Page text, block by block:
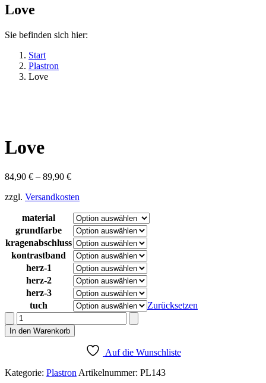
Love
Sie befinden sich hier:
Start
Plastron
Love
Love
84,90 € – 89,90 €
zzgl. Versandkosten
material
grundfarbe
kragenabschluss
kontrastband
herz-1
herz-2
herz-3
tuch
Zurücksetzen
Love
Menge
In den Warenkorb
Auf die Wunschliste
Kategorie: Plastron Artikelnummer: PL143